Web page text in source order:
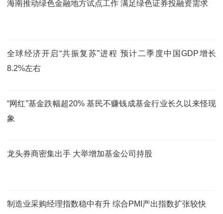
海南推动绿色金融地方试点工作 满足绿色证券投融资需求
全球经济开启“共振复苏”进程 预计二季度中国GDP增长
8.2%左右
“网红”基金跌幅超20% 基民不赚钱成基金行业长久以来怪现
象
龙头券商密集出手 大举增加基金公司持股
制造业采购经理指数稳中有升 综合PMI产出指数扩张较快